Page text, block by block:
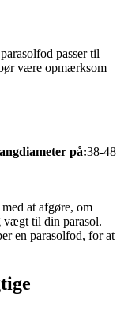
passer til
være opmærksom
på:38-48
at afgøre, om
vægt til din parasol.
en parasolfod, for at